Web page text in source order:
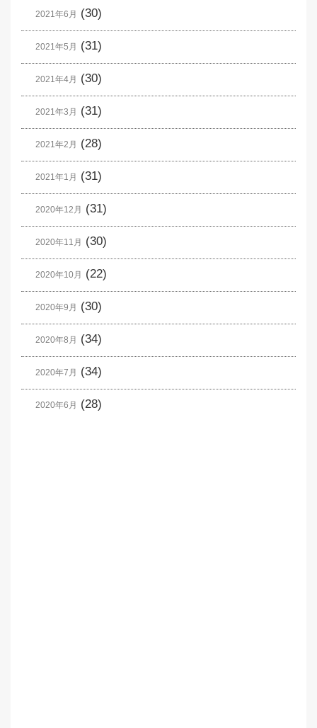
2021年6月 (30)
2021年5月 (31)
2021年4月 (30)
2021年3月 (31)
2021年2月 (28)
2021年1月 (31)
2020年12月 (31)
2020年11月 (30)
2020年10月 (22)
2020年9月 (30)
2020年8月 (34)
2020年7月 (34)
2020年6月 (28)